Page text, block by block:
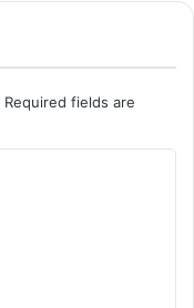
Required fields are